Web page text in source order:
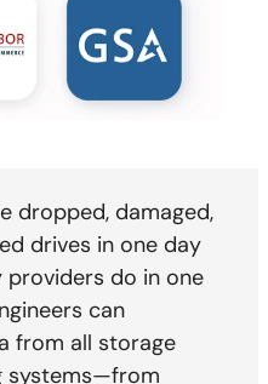
dropped, damaged,
drives in one day
do in one
can
from all storage
systems—from